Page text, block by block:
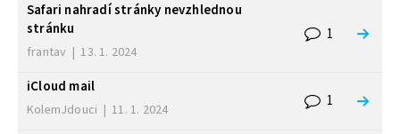
Safari nahradí stránky nevzhlednou
stránku
frantav | 13. 1. 2024
1
iCloud mail
KolemJdouci | 11. 1. 2024 1